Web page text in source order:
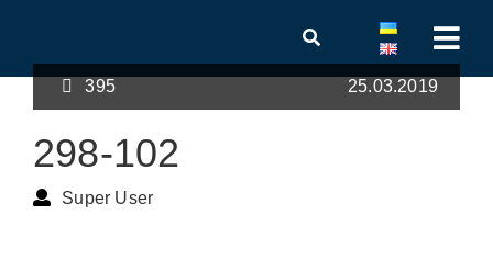
395 25.03.2019
298-102
Super User